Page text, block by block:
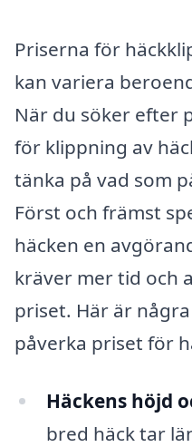
Priserna för
kan variera
När du söker efter
för klippning av
tänka på vad som
Först och främst
häcken en
kräver mer tid och
priset. Här är
påverka priset för
Häckens höjd
bred häck tar